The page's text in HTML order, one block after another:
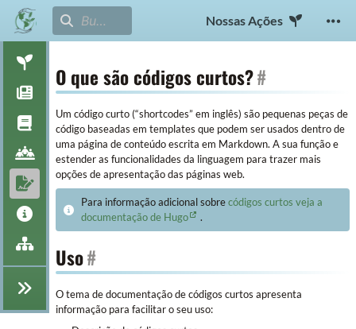
Nossas Ações
O que são códigos curtos?#
Um código curto (“shortcodes” em inglês) são pequenas peças de
código baseadas em templates que podem ser usados dentro de
uma página de conteúdo escrita em Markdown. A sua função e
estender as funcionalidades da linguagem para trazer mais
opções de apresentação das páginas web.
Para informação adicional sobrecódigos curtos veja a
documentação de Hugo
.
Uso#
O tema de documentação de códigos curtos apresenta
informação para facilitar o seu uso: